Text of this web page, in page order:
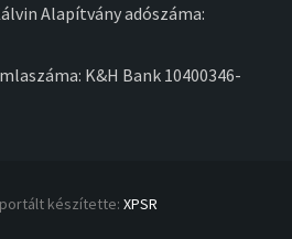
Alapítvány adószáma:
K&H Bank 10400346-
portált készítette: XPSR